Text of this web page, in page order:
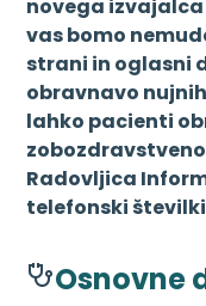
novega
vas bomo
strani in oglasni
obravnavo
lahko pacienti
Radovljica
telefonski
Osnovne